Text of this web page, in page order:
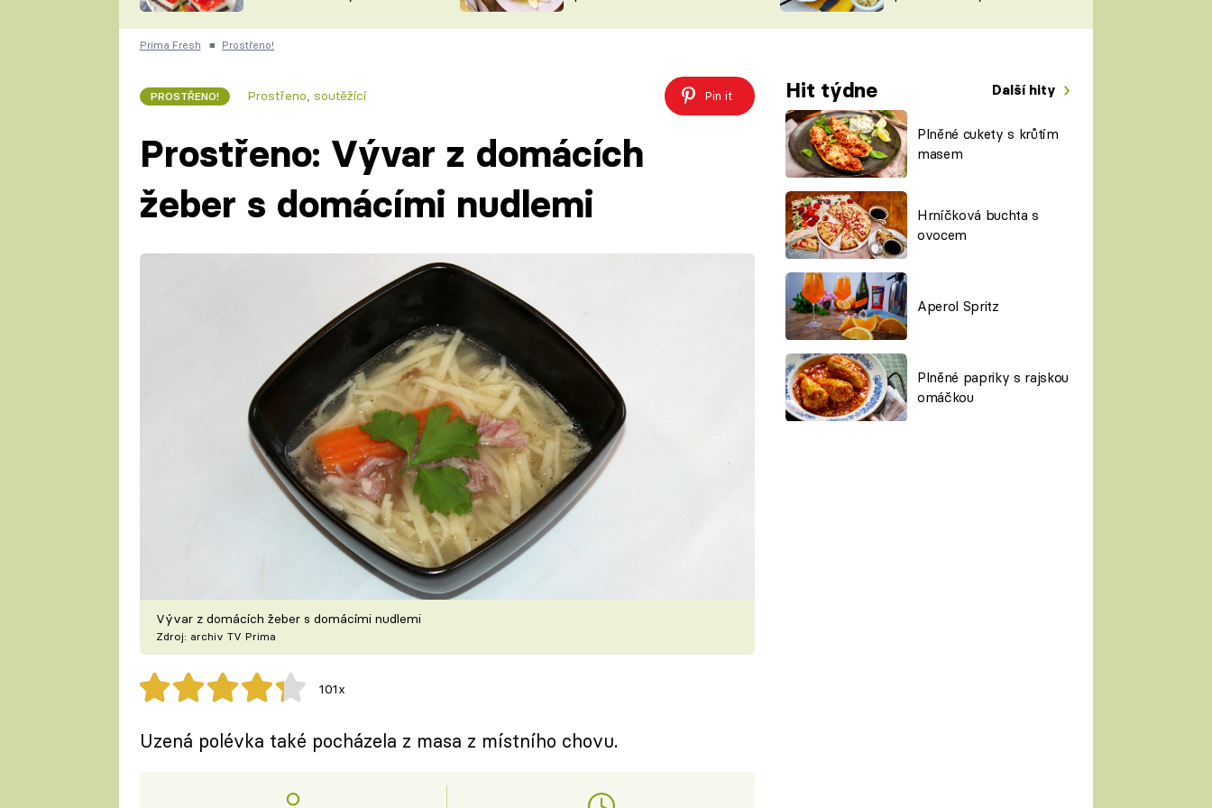
ČESKO NA TALÍŘI
KUCHAŘKA
VYCHYTÁVKY
ŠÉFREDAKTORKY
ČASOPIS
Prima Fresh ■ Prostřeno!
PROSTŘENO! Prostřeno, soutěžící Pin it Hit týdne Další hity
Plněné cukety s krůtím
masem
Hrníčková buchta s
ovocem
Aperol Spritz
Plněné papriky s rajskou
omáčkou
Prostřeno: Vývar z domácích
žeber s domácími nudlemi
Vývar z domácích žeber s domácími nudlemi
Zdroj: archiv TV Prima
101x
Uzená polévka také pocházela z masa z místního chovu.